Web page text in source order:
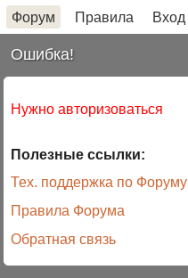
Форум Правила Вход
Ошибка!
Нужно авторизоваться
Полезные ссылки:
Тех. поддержка по Форуму
Правила Форума
Обратная связь